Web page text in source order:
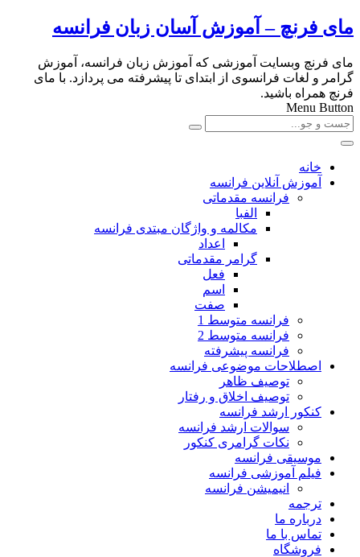
مای فرنچ – آموزش آسان زبان فرانسه
مای فرنچ وبسایت آموزشی که آموزش زبان فرانسه، آموزش
گرامر و لغات فرانسوی از ابتدای تا پیشرفته می پردازد. با مای
فرنچ همراه باشید.
Menu Button
خانه
آموزش آنلاین فرانسه
فرانسه مقدماتی
الفبا
مکالمه و واژگان مبتدی فرانسه
اعداد
گرامر مقدماتی
فعل
اسم
صفت
فرانسه متوسط 1
فرانسه متوسط 2
فرانسه پیشرفته
اصطلاحات موضوعی فرانسه
توصیف ظاهر
توصیف اخلاق و رفتار
کنکور ارشد فرانسه
سوالات ارشد فرانسه
نکات گرامری کنکور
موسیقی فرانسه
فیلم آموزشی فرانسه
انیمیشن فرانسه
ترجمه
درباره ما
تماس با ما
فروشگاه